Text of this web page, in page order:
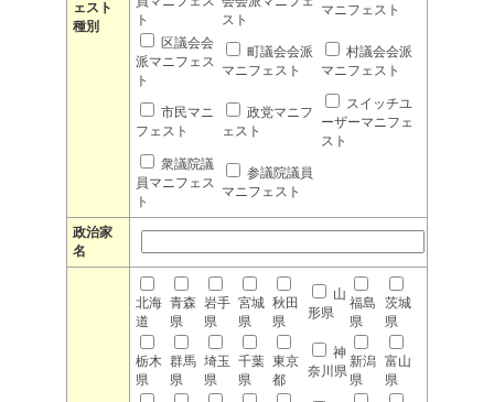
ェスト
種別
ト
スト
マニフェスト
区議会会
派マニフェス
ト
町議会会派
マニフェスト
村議会会派
マニフェスト
市民マニ
フェスト
政党マニフ
ェスト
スイッチユ
ーザーマニフェ
スト
衆議院議
員マニフェス
ト
参議院議員
マニフェスト
政治家
名
北海
道
青森
県
岩手
県
宮城
県
秋田
県
山
形県
福島
県
茨城
県
栃木
県
群馬
県
埼玉
県
千葉
県
東京
都
神
奈川県
新潟
県
富山
県